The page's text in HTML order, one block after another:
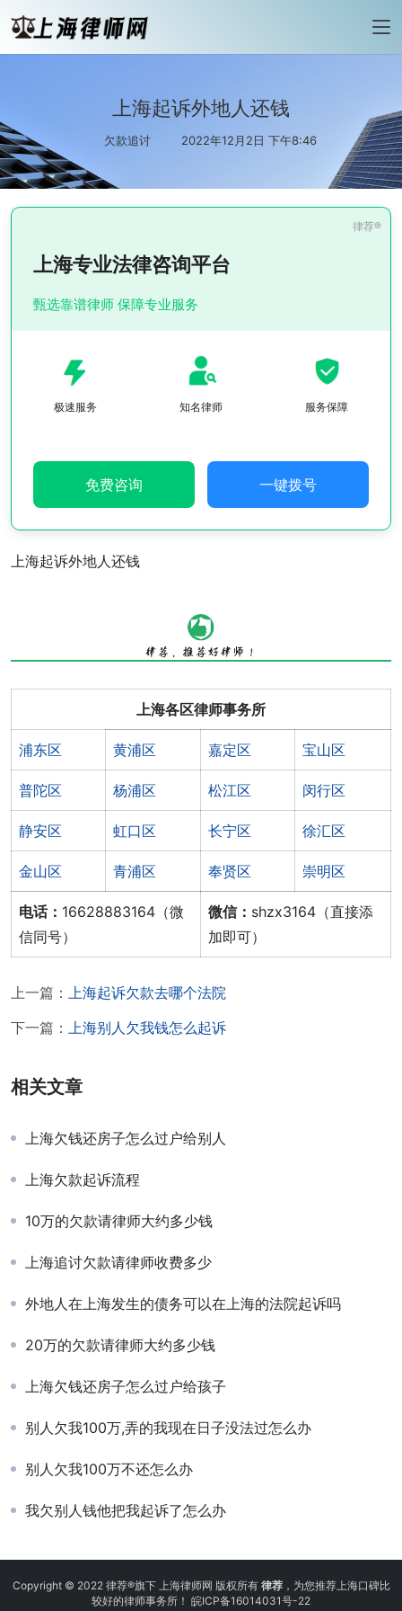
上海起诉外地人还钱
欠款追讨 2022年12月2日 下午8:46
上海专业法律咨询平台
甄选靠谱律师 保障专业服务
极速服务 知名律师 服务保障
免费咨询 一键拨号
上海起诉外地人还钱
上海各区律师事务所
浦东区 黄浦区 嘉定区 宝山区
普陀区 杨浦区 松江区 闵行区
静安区 虹口区 长宁区 徐汇区
金山区 青浦区 奉贤区 崇明区
电话： 16628883164（微
信同号）
微信： shzx3164（直接添
加即可）
上一篇：
上海起诉欠款去哪个法院
下一篇：
上海别人欠我钱怎么起诉
相关文章
上海欠钱还房子怎么过户给别人
上海欠款起诉流程
10万的欠款请律师大约多少钱
上海追讨欠款请律师收费多少
外地人在上海发生的债务可以在上海的法院起诉吗
20万的欠款请律师大约多少钱
上海欠钱还房子怎么过户给孩子
别人欠我100万,弄的我现在日子没法过怎么办
别人欠我100万不还怎么办
我欠别人钱他把我起诉了怎么办
Copyright © 2022 律荐®旗下 上海律师网 版权所有 律荐，为您推荐上海口碑比
较好的律师事务所！ 皖ICP备16014031号-22